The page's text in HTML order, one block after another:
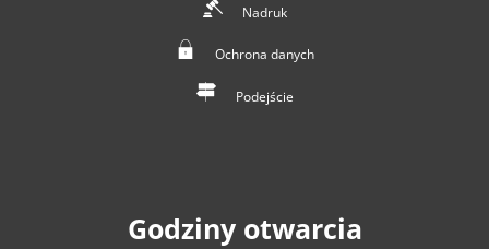
Nadruk
Ochrona danych
Podejście
Godziny otwarcia